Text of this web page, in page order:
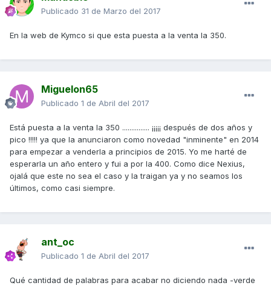
Publicado 31 de Marzo del 2017
En la web de Kymco si que esta puesta a la venta la 350.
Miguelon65
Publicado 1 de Abril del 2017
Está puesta a la venta la 350 ............... ¡¡¡¡¡ después de dos años y
pico !!!!! ya que la anunciaron como novedad "inminente" en 2014
para empezar a venderla a principios de 2015. Yo me harté de
esperarla un año entero y fui a por la 400. Como dice Nexius,
ojalá que este no sea el caso y la traigan ya y no seamos los
últimos, como casi siempre.
ant_oc
Publicado 1 de Abril del 2017
Qué cantidad de palabras para acabar no diciendo nada -verde